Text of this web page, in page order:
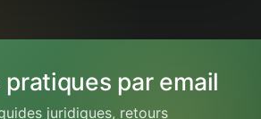
par email
juridiques, retours